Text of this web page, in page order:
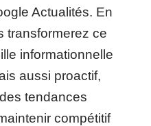
Actualités. En
transformerez ce
informationnelle
aussi proactif,
tendances
compétitif